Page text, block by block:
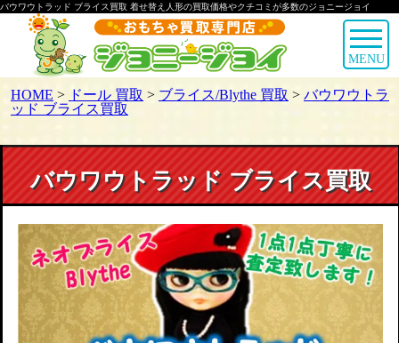
バウワウトラッド ブライス買取 着せ替え人形の買取価格やクチコミが多数のジョニージョイ
MENU
HOME > ドール 買取 > ブライス/Blythe 買取 > バウワウトラ
ッド ブライス買取
バウワウトラッド ブライス買取